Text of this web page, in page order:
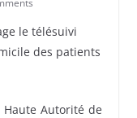
le télésuivi
des patients
Haute Autorité de